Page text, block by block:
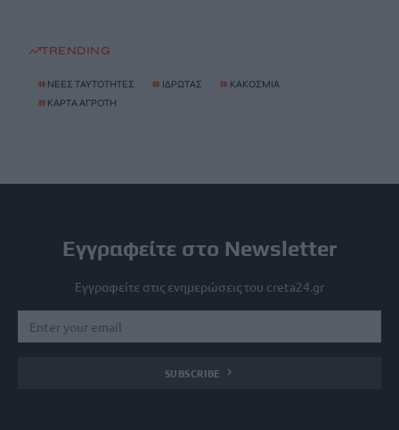
TRENDING
# ΝΕΕΣ ΤΑΥΤΟΤΗΤΕΣ # ΙΔΡΩΤΑΣ # ΚΑΚΟΣΜΙΑ
# ΚΑΡΤΑ ΑΓΡΟΤΗ
Εγγραφείτε στο Newsletter
Εγγραφείτε στις ενημερώσεις του creta24.gr
SUBSCRIBE